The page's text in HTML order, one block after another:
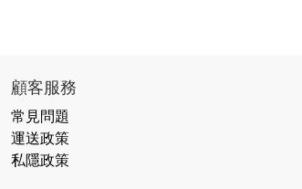
顧客服務
常見問題
運送政策
私隱政策